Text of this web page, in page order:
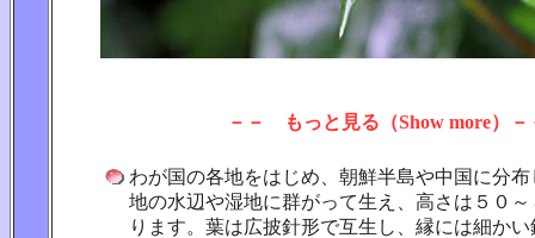
－－ もっと見る（Show more）－
わが国の各地をはじめ、朝鮮半島や中国に分
地の水辺や湿地に群がって生え、高さは５０
ります。葉は広披針形で互生し、縁には細か